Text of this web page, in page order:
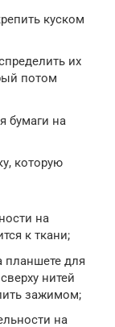
куском
их
потом
бумаги на
которую
на
к ткани;
планшете для
нитей
зажимом;
на